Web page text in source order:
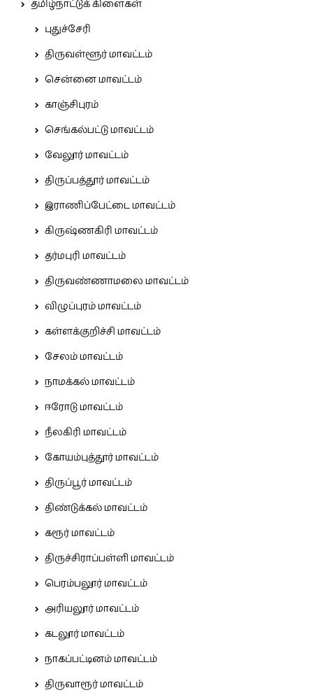
தமிழ்நாட்டுக் கிளைகள்
புதுச்சேரி
திருவள்ளூர் மாவட்டம்
சென்னை மாவட்டம்
காஞ்சிபுரம்
செங்கல்பட்டு மாவட்டம்
வேலூர் மாவட்டம்
திருப்பத்தூர் மாவட்டம்
இராணிப்பேட்டை மாவட்டம்
கிருஷ்ணகிரி மாவட்டம்
தர்மபுரி மாவட்டம்
திருவண்ணாமலை மாவட்டம்
விழுப்புரம் மாவட்டம்
கள்ளக்குறிச்சி மாவட்டம்
சேலம் மாவட்டம்
நாமக்கல் மாவட்டம்
ஈரோடு மாவட்டம்
நீலகிரி மாவட்டம்
கோயம்புத்தூர் மாவட்டம்
திருப்பூர் மாவட்டம்
திண்டுக்கல் மாவட்டம்
கரூர் மாவட்டம்
திருச்சிராப்பள்ளி மாவட்டம்
பெரம்பலூர் மாவட்டம்
அரியலூர் மாவட்டம்
கடலூர் மாவட்டம்
நாகப்பட்டினம் மாவட்டம்
திருவாரூர் மாவட்டம்